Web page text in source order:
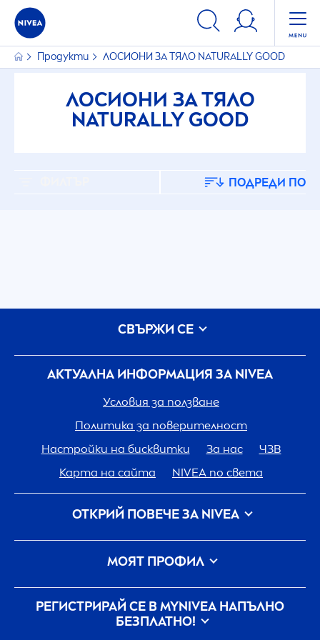
Продукти ЛОСИОНИ ЗА ТЯЛО NATURALLYGOOD
ЛОСИОНИ ЗА ТЯЛО
NATURALLY GOOD
ПОДРЕДИ ПО
ФИЛТРИ
АКТУАЛНА ИНФОРМАЦИЯ ЗА NIVEA
Условия за ползване
Политика за поверителност
Настройки на бисквитки
За нас
ЧЗВ
Карта на сайта
NIVEA по света
ОТКРИЙ ПОВЕЧЕ ЗА NIVEA
Кариера Грижа наNIVEAза планетата
Свържи се с нас
МОЯТ ПРОФИЛ
Вход myNIVEA
РЕГИСТРИРАЙ СЕ В MYNIVEA НАПЪЛНО
БЕЗПЛАТНО!
СВЪРЖИ СЕ